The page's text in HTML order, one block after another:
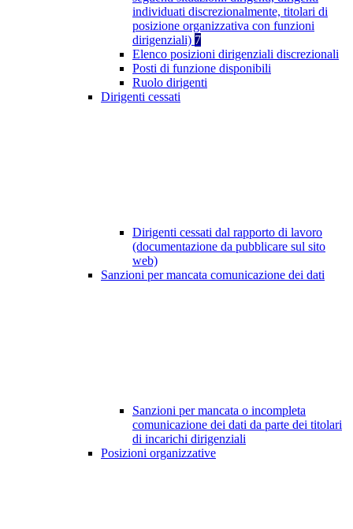
individuati discrezionalmente, titolari di
posizione organizzativa con funzioni
dirigenziali) 7
Elenco posizioni dirigenziali discrezionali
Posti di funzione disponibili
Ruolo dirigenti
Dirigenti cessati
Dirigenti cessati dal rapporto di lavoro
(documentazione da pubblicare sul sito
web)
Sanzioni per mancata comunicazione dei dati
Sanzioni per mancata o incompleta
comunicazione dei dati da parte dei titolari
di incarichi dirigenziali
Posizioni organizzative